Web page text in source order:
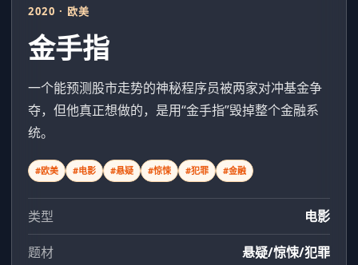
2020 · 欧美
金手指
一个能预测股市走势的神秘程序员被两家对冲基金争
夺，但他真正想做的，是用“金手指”毁掉整个金融系
统。
#欧美 #电影 #悬疑 #惊悚 #犯罪 #金融
类型 电影
题材 悬疑/惊悚/犯罪